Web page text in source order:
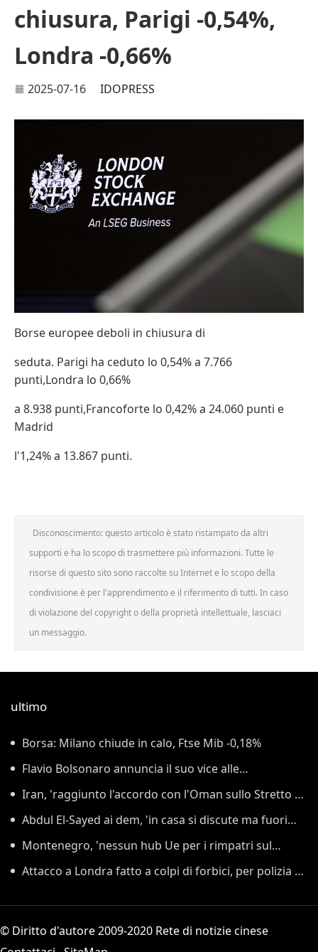
chiusura, Parigi -0,54%,
Londra -0,66%
2025-07-16 IDOPRESS
Borse europee deboli in chiusura di
seduta. Parigi ha ceduto lo 0,54% a 7.766
punti,Londra lo 0,66%
a 8.938 punti,Francoforte lo 0,42% a 24.060 punti e
Madrid
l'1,24% a 13.867 punti.
Disconoscimento: questo articolo è stato ristampato da altri
supporti e ha lo scopo di trasmettere più informazioni. Tutte le
risorse di questo sito sono raccolte su Internet e lo scopo della
condivisione è per l'apprendimento e il riferimento di tutti. In caso
di violazione del copyright o della proprietà intellettuale, lasciaci
un messaggio.
ultimo
Borsa: Milano chiude in calo, Ftse Mib -0,18%
Flavio Bolsonaro annuncia il suo vice alle
presidenziali di ottobre
Iran, 'raggiunto l'accordo con l'Oman sullo Stretto di
Hormuz'
Abdul El-Sayed ai dem, 'in casa si discute ma fuori
serve unità'
Montenegro, 'nessun hub Ue per i rimpatri sul
nostro territorio'
Attacco a Londra fatto a colpi di forbici, per polizia è
© Diritto d'autore 2009-2020 Rete di notizie cinese